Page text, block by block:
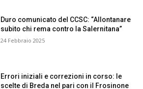
Duro comunicato del CCSC: “Allontanare
subito chi rema contro la Salernitana”
24 Febbraio 2025
Errori iniziali e correzioni in corso: le
scelte di Breda nel pari con il Frosinone